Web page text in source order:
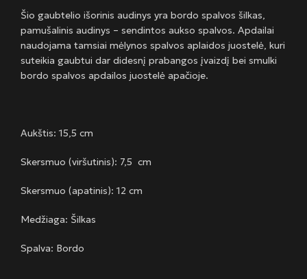
Šio gaubtelio išorinis audinys yra bordo spalvos šilkas,
pamušalinis audinys – sendintos aukso spalvos. Apdailai
naudojama tamsiai mėlynos spalvos aplaidos juostelė, kuri
suteikia gaubtui dar didesnį prabangos įvaizdį bei smulki
bordo spalvos apdailos juostelė apačioje.
Aukštis: 15,5 cm
Skersmuo (viršutinis): 7,5 cm
Skersmuo (apatinis): 12 cm
Medžiaga: Šilkas
Spalva: Bordo